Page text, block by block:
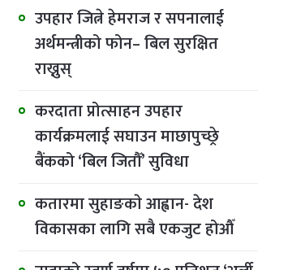
उपहार जित्ने हेमराज र सपनालाई
अर्थमन्त्रीको फोन– बिल सुरक्षित
राख्नुस्
करदाता प्रोत्साहन उपहार
कार्यक्रमलाई सघाउन माछापुच्छ्रे
बैंकको ‘बिल जितौँ’ सुविधा
कतारमा सुहाङकाे आह्वान- देश
विकासका लागि सबै एकजुट होऔँ